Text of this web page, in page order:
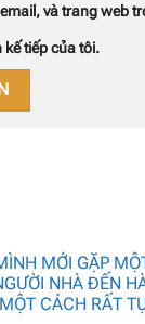
và trang web
kế tiếp của tôi.
MỚI GẶP
NHÀ ĐẾN
CÁCH RẤT